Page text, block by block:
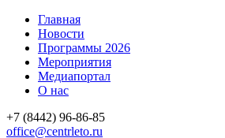
Главная
Новости
Программы 2026
Мероприятия
Медиапортал
О нас
+7 (8442) 96-86-85
office@centrleto.ru